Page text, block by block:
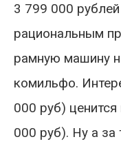
3 799 000
рациональным
рамную машину
комильфо.
000 руб)
000 руб). Ну а